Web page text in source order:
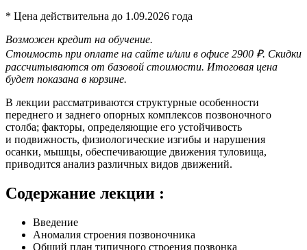
* Цена действительна до 1.09.2026 года
Возможен кредит на обучение.
Стоимость при оплате на сайте и/или в офисе 2900 ₽. Скидки
рассчитываются от базовой стоимости. Итоговая цена
будет показана в корзине.
В лекции рассматриваются структурные особенности
переднего и заднего опорных комплексов позвоночного
столба; факторы, определяющие его устойчивость
и подвижность, физиологи­ческие изгибы и нарушения
осанки, мышцы, обеспечивающие движения туловища,
приводится анализ различных видов движений.
Содержание лекции :
Введение
Аномалия строения позвоночника
Общий план типичного строения позвонка